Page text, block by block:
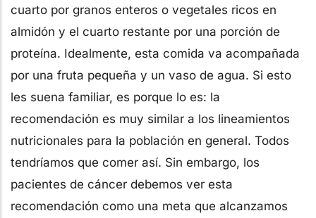
cuarto por granos enteros o vegetales ricos en
almidón y el cuarto restante por una porción de
proteína. Idealmente, esta comida va acompañada
por una fruta pequeña y un vaso de agua. Si esto
les suena familiar, es porque lo es: la
recomendación es muy similar a los lineamientos
nutricionales para la población en general. Todos
tendríamos que comer así. Sin embargo, los
pacientes de cáncer debemos ver esta
recomendación como una meta que alcanzamos